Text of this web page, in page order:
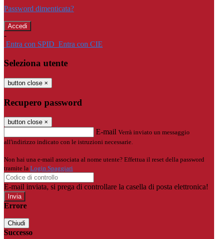
Password dimenticata?
-
Entra con SPID Entra con CIE
Seleziona utente
button close ×
Recupero password
button close ×
E-mail Verrà inviato un messaggio
all'indirizzo indicato con le istruzioni necessarie.
Non hai una e-mail associata al nome utente? Effettua il reset della password
tramite la Login Spaggiari
E-mail inviata, si prega di controllare la casella di posta elettronica!
Errore
Chiudi
Successo